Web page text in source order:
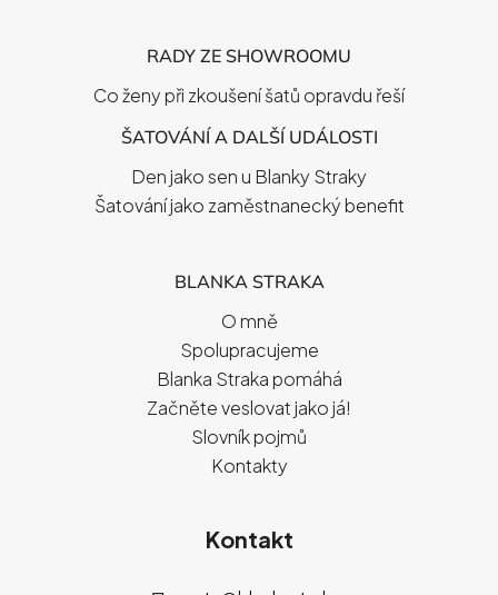
RADY ZE SHOWROOMU
Co ženy při zkoušení šatů opravdu řeší
ŠATOVÁNÍ A DALŠÍ UDÁLOSTI
Den jako sen u Blanky Straky
Šatování jako zaměstnanecký benefit
BLANKA STRAKA
O mně
Spolupracujeme
Blanka Straka pomáhá
Začněte veslovat jako já!
Slovník pojmů
Kontakty
Kontakt